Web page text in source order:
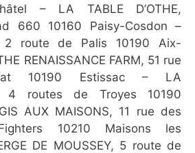
– LA TABLE D’OTHE,
660 10160 Paisy-Cosdon –
2 route de Palis 10190 Aix-
RENAISSANCE FARM, 51 rue
10190 Estissac – LA
4 routes de Troyes 10190
AUX MAISONS, 11 rue des
10210 Maisons les
DE MOUSSEY, 5 route de